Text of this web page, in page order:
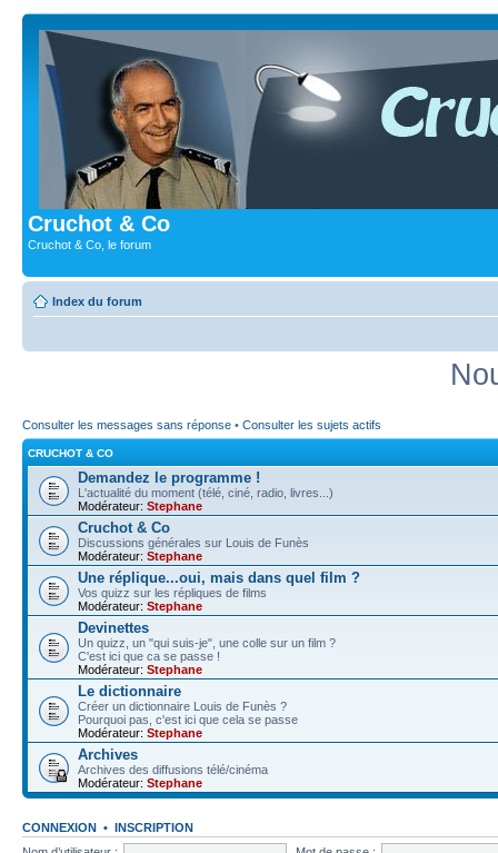
Cruchot & Co
Cruchot & Co, le forum
Index du forum
Consulter les messages sans réponse • Consulter les sujets actifs
CRUCHOT & CO
Demandez le programme !
L'actualité du moment (télé, ciné, radio, livres...)
Modérateur: Stephane
Cruchot & Co
Discussions générales sur Louis de Funès
Modérateur: Stephane
Une réplique...oui, mais dans quel film ?
Vos quizz sur les répliques de films
Modérateur: Stephane
Devinettes
Un quizz, un "qui suis-je", une colle sur un film ?
C'est ici que ca se passe !
Modérateur: Stephane
Le dictionnaire
Créer un dictionnaire Louis de Funès ?
Pourquoi pas, c'est ici que cela se passe
Modérateur: Stephane
Archives
Archives des diffusions télé/cinéma
Modérateur: Stephane
CONNEXION • INSCRIPTION